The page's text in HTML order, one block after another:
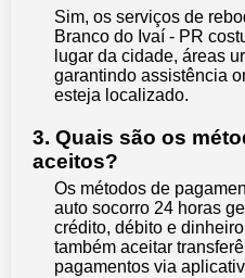
Sim, os serviços de
Branco do Ivaí - PR
lugar da cidade, áreas
garantindo assistência
esteja localizado.
3. Quais são os
aceitos?
Os métodos de
auto socorro 24 horas
crédito, débito e
também aceitar
pagamentos via